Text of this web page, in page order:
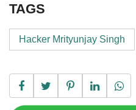
TAGS
Hacker Mrityunjay Singh